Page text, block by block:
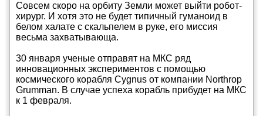
Совсем скоро на орбиту Земли может выйти робот-
хирург. И хотя это не будет типичный гуманоид в
белом халате с скальпелем в руке, его миссия
весьма захватывающа.
30 января ученые отправят на МКС ряд
инновационных экспериментов с помощью
космического корабля Cygnus от компании Northrop
Grumman. В случае успеха корабль прибудет на МКС
к 1 февраля.